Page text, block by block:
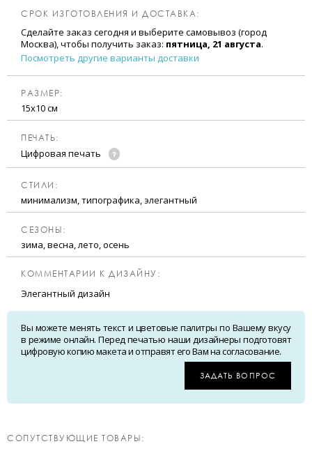
СРОК ИЗГОТОВЛЕНИЯ И ДОСТАВКА:
Сделайте заказ сегодня и выберите самовывоз (город
Москва), чтобы получить заказ: пятница, 21 августа.
Посмотреть другие варианты доставки
РАЗМЕР:
15х10 см
ПЕЧАТЬ:
Цифровая печать
CТИЛИ:
минимализм, типографика, элегантный
CЕЗОНЫ:
зима, весна, лето, осень
КОММЕНТАРИИ К ДИЗАЙНУ:
Элегантный дизайн
Вы можете менять текст и цветовые палитры по Вашему вкусу
в режиме онлайн. Перед печатью наши дизайнеры подготовят
цифровую копию макета и отправят его Вам на согласование.
ЗАДАТЬ ВОПРОС
CОПУТСТВУЮЩИЕ ТОВАРЫ: